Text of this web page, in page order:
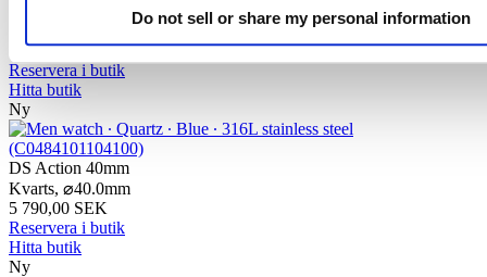
Do not sell or share my personal information
DS Action GMT Powermatic 80
14 500,00 SEK
Reservera i butik
Hitta butik
Ny
DS Action 40mm
Kvarts, ⌀40.0mm
5 790,00 SEK
Reservera i butik
Hitta butik
Ny